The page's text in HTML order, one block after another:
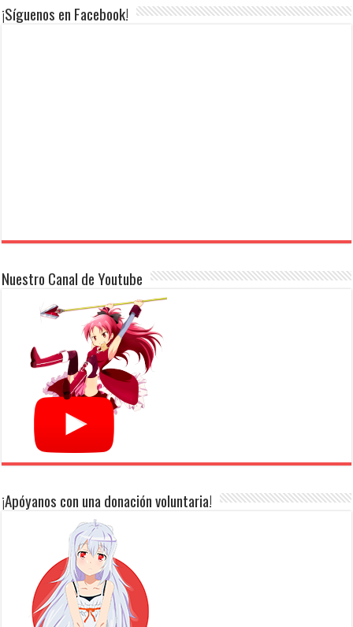
¡Síguenos en Facebook!
Nuestro Canal de Youtube
¡Apóyanos con una donación voluntaria!